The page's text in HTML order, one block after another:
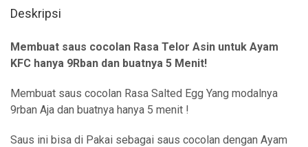
Deskripsi
Membuat saus cocolan Rasa Telor Asin untuk Ayam
KFC hanya 9Rban dan buatnya 5 Menit!
Membuat saus cocolan Rasa Salted Egg Yang modalnya
9rban Aja dan buatnya hanya 5 menit !
Saus ini bisa di Pakai sebagai saus cocolan dengan Ayam